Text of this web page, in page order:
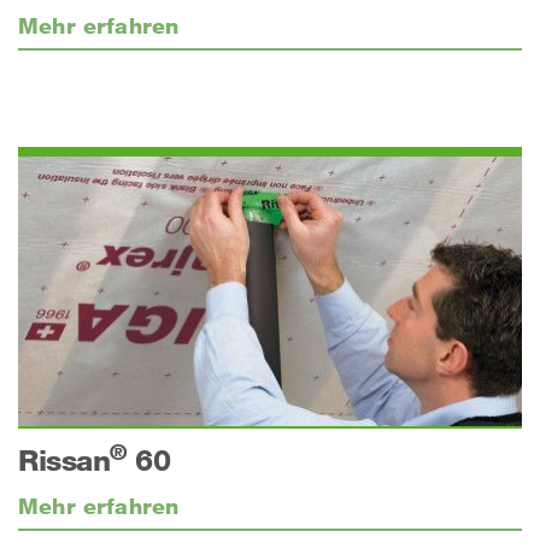
Mehr erfahren
Rissan®60
Mehr erfahren